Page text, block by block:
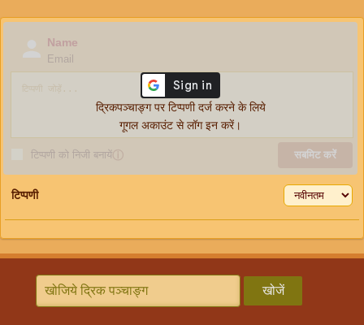
Name
Email
टिप्पणी को निजी बनायेंⓘ सबमिट करें
द्रिकपञ्चाङ्ग पर टिप्पणी दर्ज करने के लिये
गूगल अकाउंट से लॉग इन करें।
टिप्पणी
खोजें